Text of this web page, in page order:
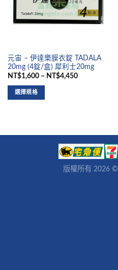
元宙 – 伊達樂膜衣錠 TADALA
20mg (4錠/盒) 犀利士20mg
NT$1,600 – NT$4,450
選擇規格
版權所有 2026 ©